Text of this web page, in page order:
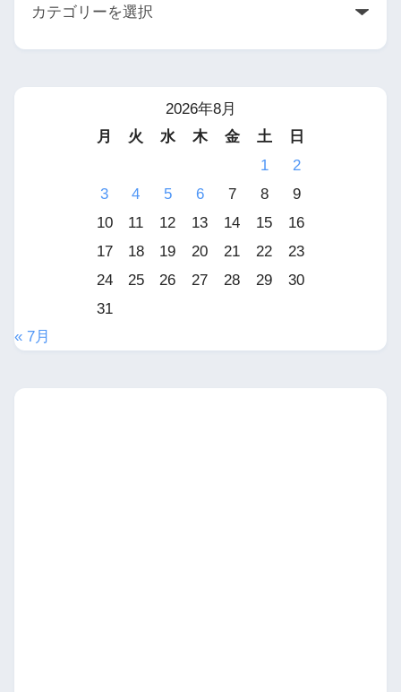
2026年8月
月
火 水 木 金 土
日
1
2
3
4 5 6 7 8
9
10
11 12 13 14 15
16
17
18 19 20 21 22
23
24
25 26 27 28 29
30
31
« 7月